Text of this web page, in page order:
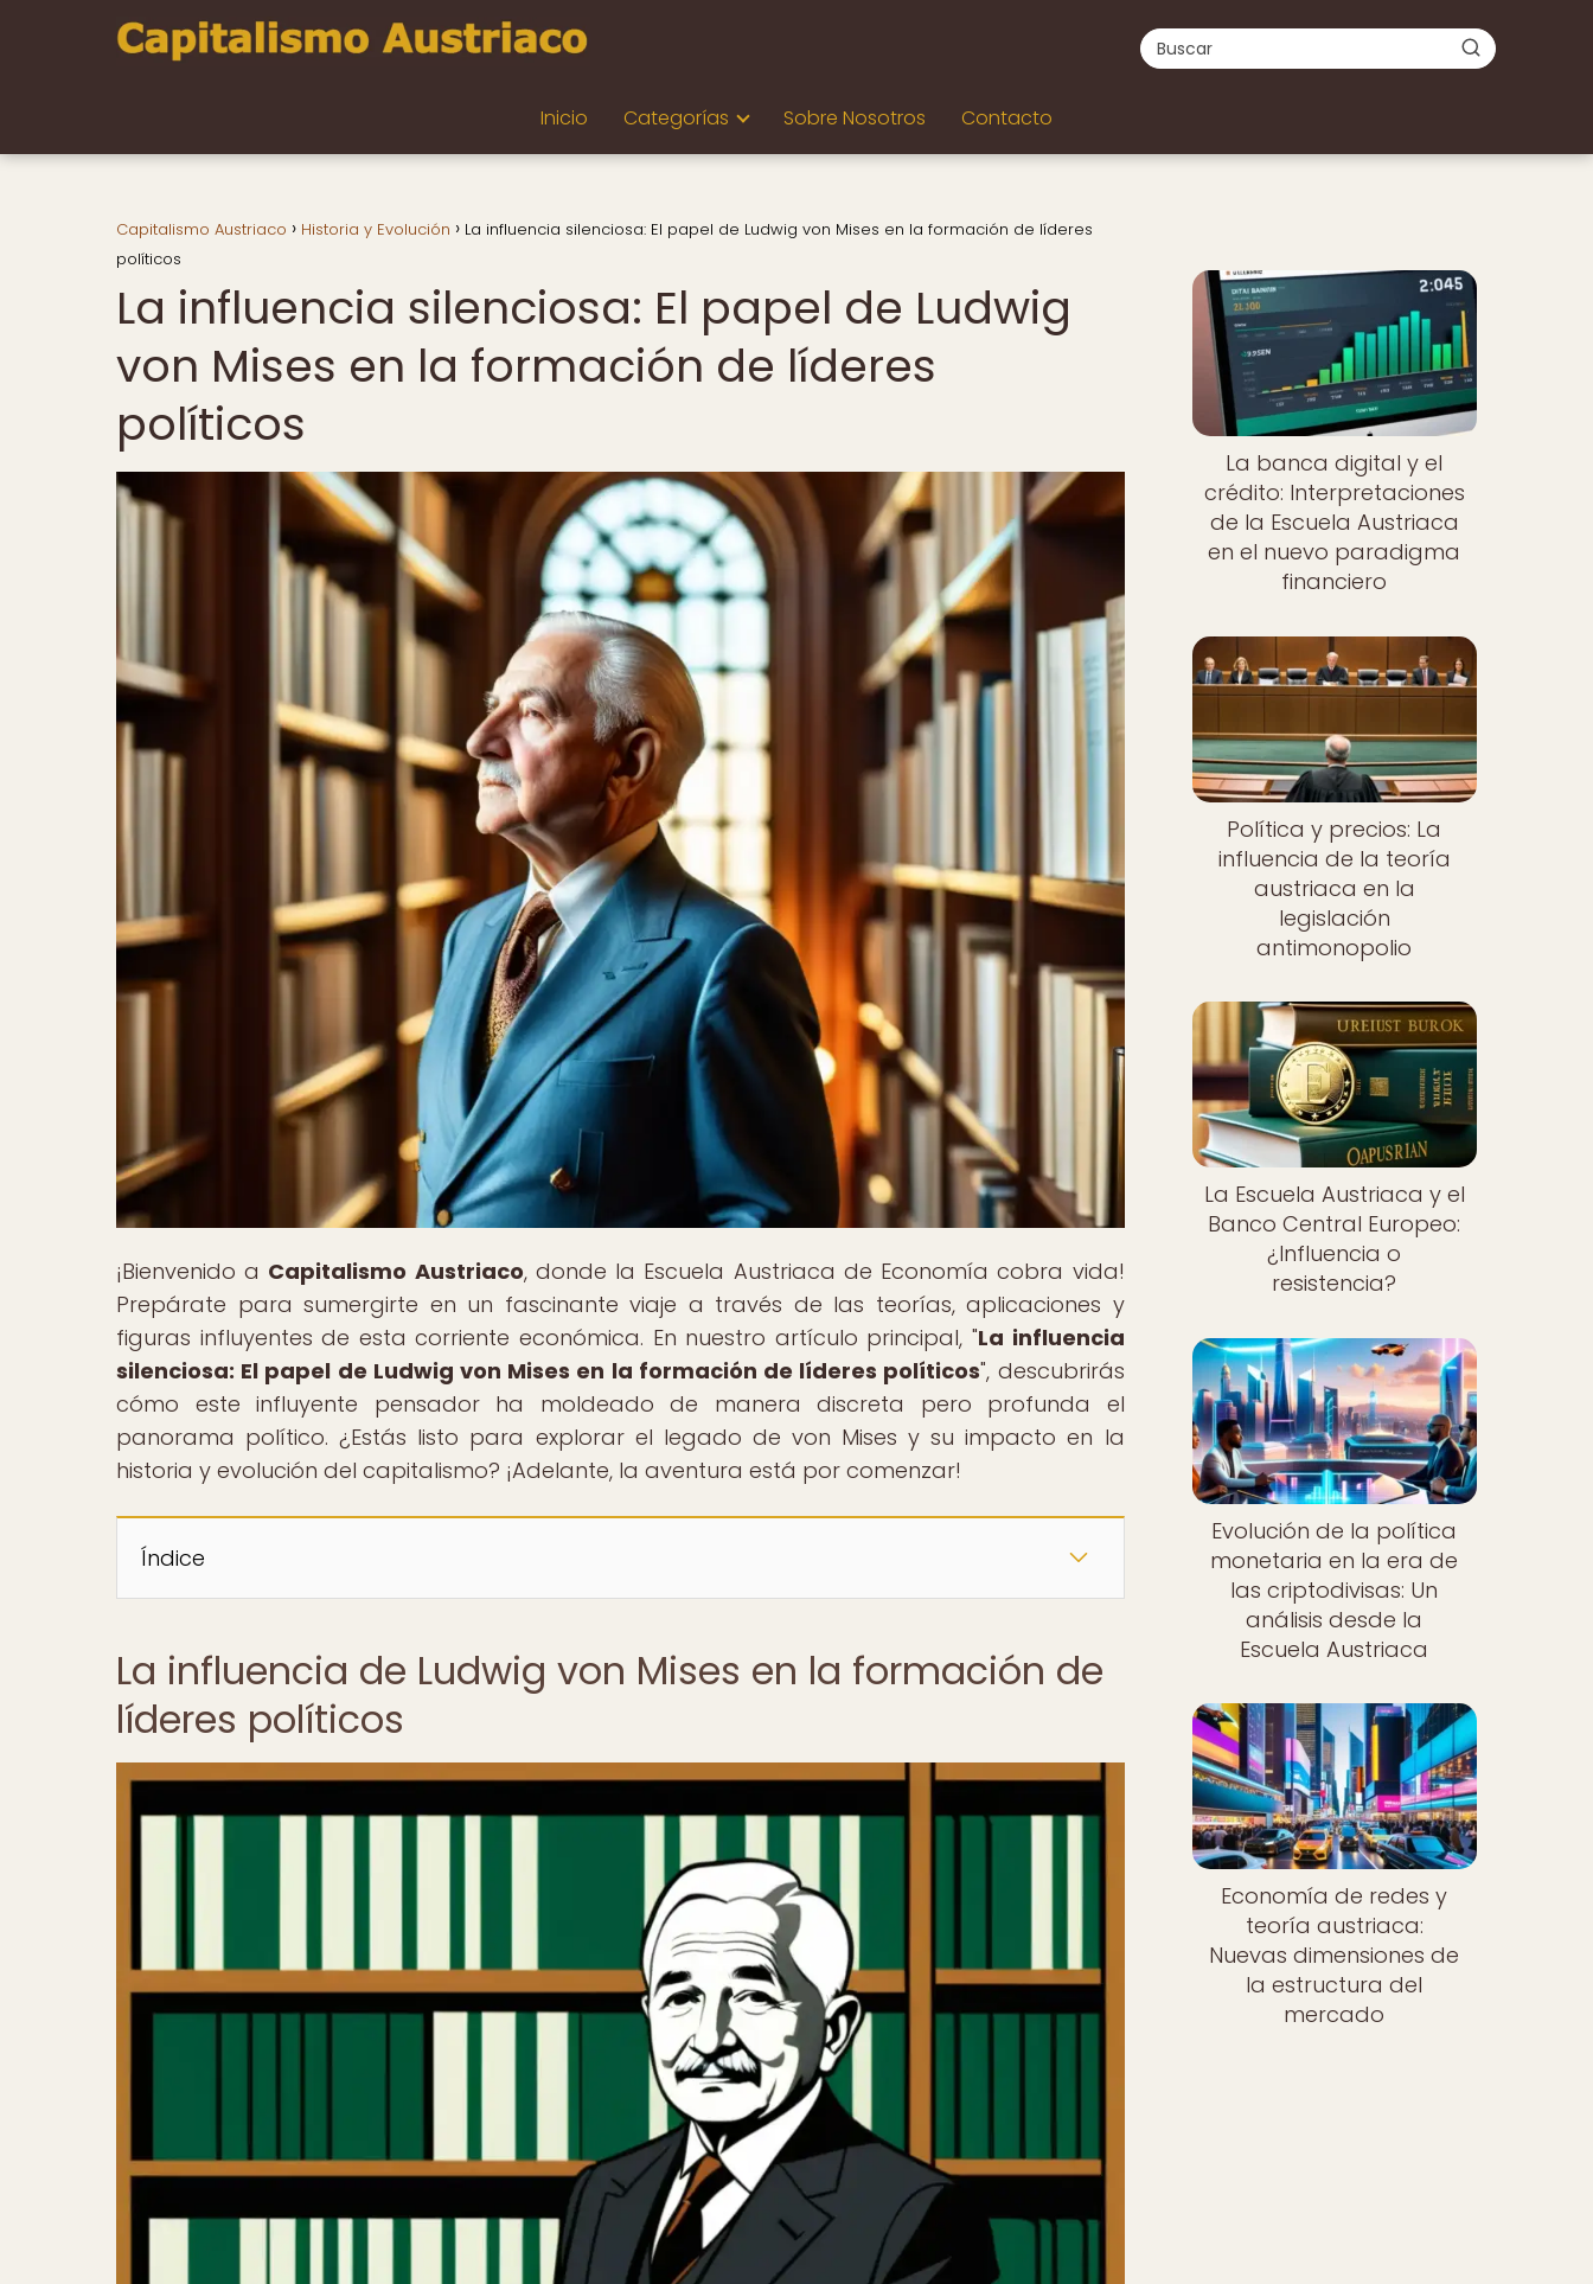
Inicio Categorías Sobre Nosotros Contacto
Capitalismo Austriaco Historia y Evolución
La influencia silenciosa: El papel de Ludwig von Mises en la formación de líderes
políticos
La influencia silenciosa: El papel de Ludwig
von Mises en la formación de líderes
políticos
¡Bienvenido a Capitalismo Austriaco, donde la Escuela Austriaca de Economía cobra vida!
Prepárate para sumergirte en un fascinante viaje a través de las teorías, aplicaciones y
figuras influyentes de esta corriente económica. En nuestro artículo principal, "La influencia
silenciosa: El papel de Ludwig von Mises en la formación de líderes políticos", descubrirás
cómo este influyente pensador ha moldeado de manera discreta pero profunda el
panorama político. ¿Estás listo para explorar el legado de von Mises y su impacto en la
historia y evolución del capitalismo? ¡Adelante, la aventura está por comenzar!
Índice
La influencia de Ludwig von Mises en la formación de
líderes políticos
Nuevo
La banca digital y el
crédito: Interpretaciones
de la Escuela Austriaca
en el nuevo paradigma
financiero
Política y precios: La
influencia de la teoría
austriaca en la
legislación
antimonopolio
La Escuela Austriaca y el
Banco Central Europeo:
¿Influencia o
resistencia?
Evolución de la política
monetaria en la era de
las criptodivisas: Un
análisis desde la
Escuela Austriaca
Economía de redes y
teoría austriaca:
Nuevas dimensiones de
la estructura del
mercado